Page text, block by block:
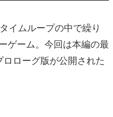
イムループの中で繰り
ゲーム。今回は本編の最
ローグ版が公開された